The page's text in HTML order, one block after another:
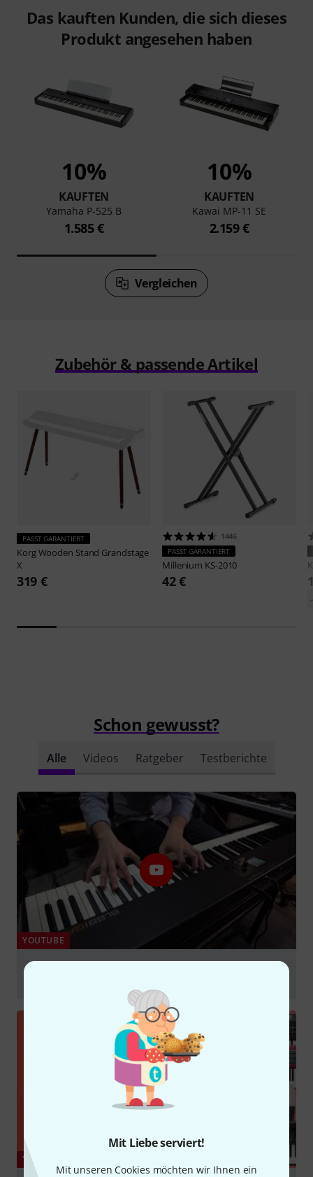
Mit Liebe serviert!
Mit unseren Cookies möchten wir Ihnen ein
Das kauften Kunden, die sich dieses
Produkt angesehen haben
10%
KAUFTEN
Yamaha P-525 B
1.585 €
10%
KAUFTEN
Kawai MP-11 SE
2.159 €
Vergleichen
Zubehör & passende Artikel
PASST GARANTIERT
KorgWooden Stand Grandstage
X
319 €
1446
PASST GARANTIERT
Millenium KS-2010
42 €
Schon gewusst?
Alle Videos Ratgeber Testberichte
YOUTUBE
Studiologic SL88 Grand Review (Compare with Korg
YOUTUBE